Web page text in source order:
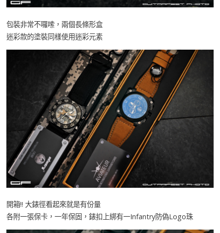
包裝非常不囉嗦，兩個長條形盒
迷彩款的塗裝同樣使用迷彩元素
開箱!! 大錶徑看起來就是有份量
各附一張保卡，一年保固，錶扣上綁有一Infantry防偽Logo珠